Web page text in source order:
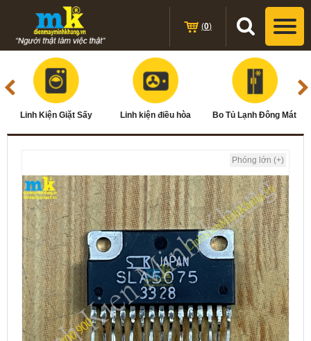
(0)
Linh Kiện Giặt Sấy Linh kiện điều hòa Bo Tủ Lạnh Đông Mát
Phóng lớn (+)